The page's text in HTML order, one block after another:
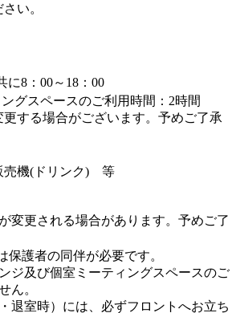
い。
に8：00～18：00
グスペースのご利用時間：2時間
する場合がございます。予めご了承
売機(ドリンク) 等
変更される場合があります。予めご了
護者の同伴が必要です。
ジ及び個室ミーティングスペースのご
ん。
退室時）には、必ずフロントへお立ち